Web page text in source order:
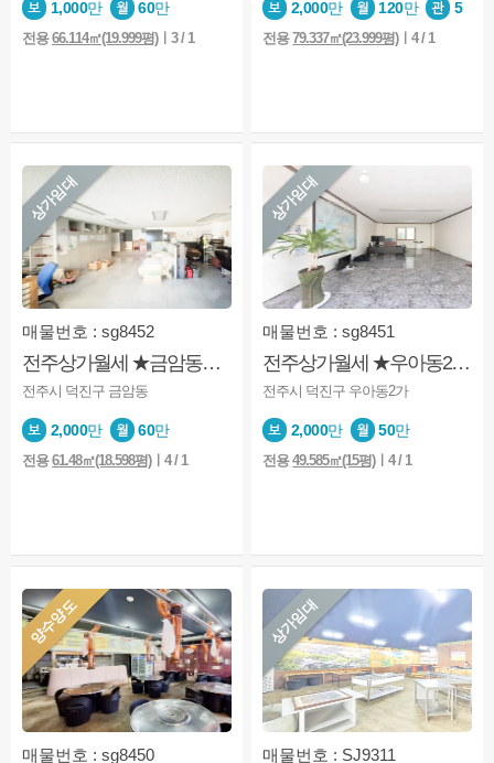
1,000만 60만
전용66.114㎡(19.999평)ㅣ3 / 1
2,000만 120만 5
전용79.337㎡(23.999평)ㅣ4 / 1
상가임대
매물번호 : sg8452
전주상가월세 ★금암동★1층★주차가능★깔끔★내부화장실
전주시 덕진구 금암동
2,000만 60만
전용61.48㎡(18.598평)ㅣ4 / 1
상가임대
매물번호 : sg8451
전주상가월세 ★우아동2가★1층★아파트앞★사무실★미용업★소매점
전주시 덕진구 우아동2가
2,000만 50만
전용49.585㎡(15평)ㅣ4 / 1
양수양도
매물번호 : sg8450
상가임대
매물번호 : SJ9311